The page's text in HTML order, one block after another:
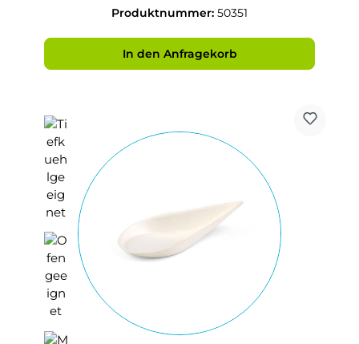
Produktnummer: 50351
In den Anfragekorb